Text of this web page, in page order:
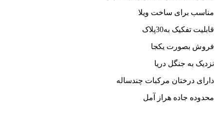
مناسب برای ساخت ویلا
قابلیت تفکیک به30پلاک
فروش بصورت یکجا
نزدیک به جنگل دریا
دارای درختان مرکبات چندساله
محدوده جاده هراز آمل